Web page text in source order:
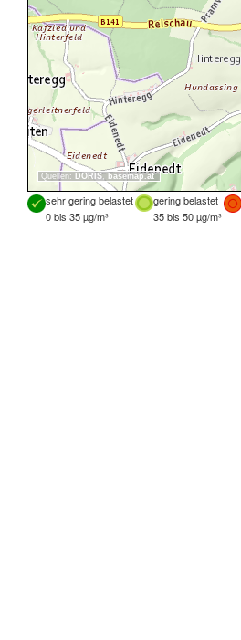
Quellen: DORIS, basemap.at
sehr gering belastet gering belastet
0 bis 35 µg/m³
35 bis 50 µg/m³